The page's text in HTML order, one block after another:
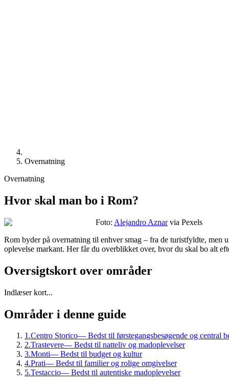
Overnatning
Overnatning
Hvor skal man bo i Rom?
Foto: Alejandro Aznar via Pexels
Rom byder på overnatning til enhver smag – fra de turistfyldte, men
oplevelse markant. Her får du overblikket over, hvor du skal bo alt
Oversigtskort over områder
Indlæser kort...
Områder i denne guide
1.Centro Storico— Bedst til førstegangsbesøgende og central
2.Trastevere— Bedst til natteliv og madoplevelser
3.Monti— Bedst til budget og kultur
4.Prati— Bedst til familier og rolige omgivelser
5.Testaccio— Bedst til autentiske madoplevelser